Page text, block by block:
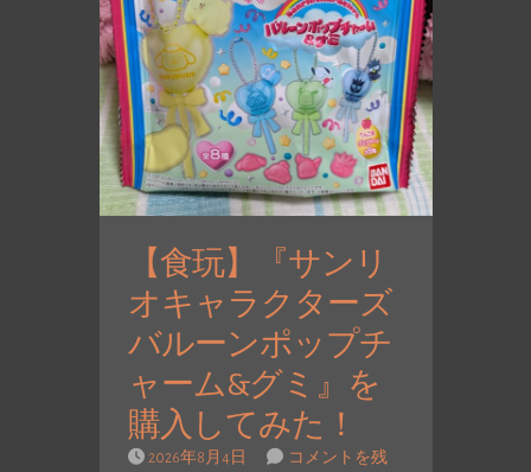
【食玩】『サンリ
オキャラクターズ
バルーンポップチ
ャーム&グミ』を
購入してみた！
2026年8月4日
コメントを残